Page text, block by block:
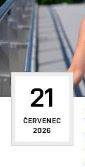
21
ČERVENEC
2026